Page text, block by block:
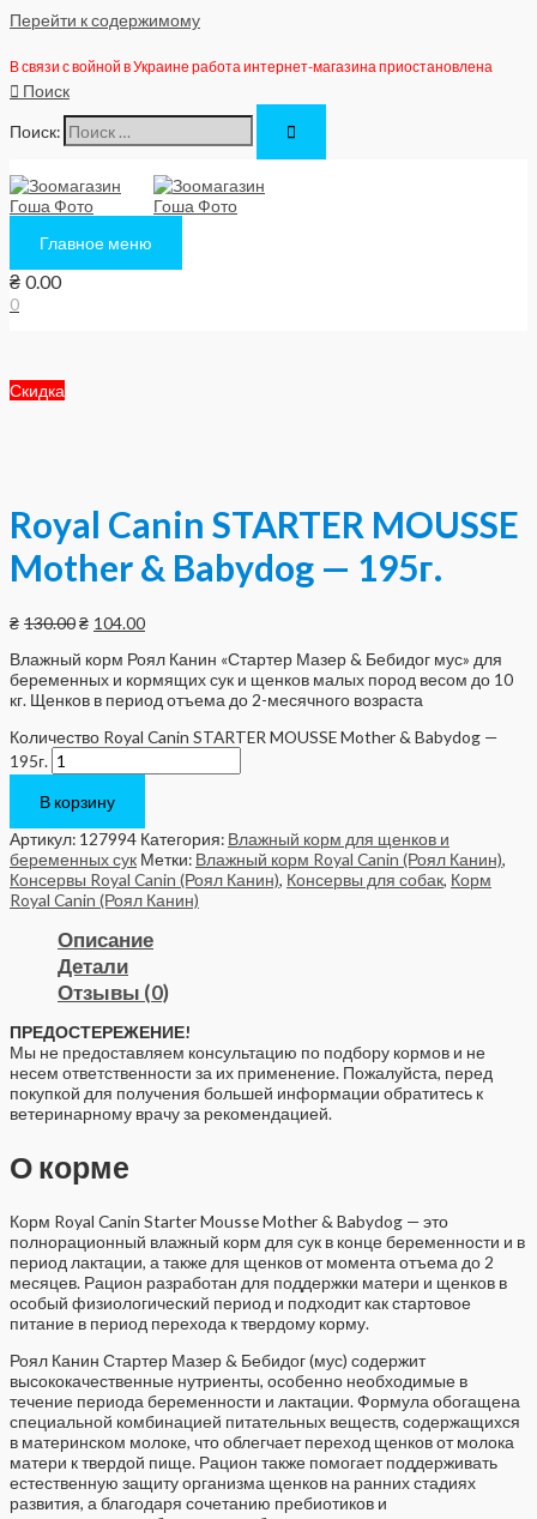
Перейти к содержимому
В связи с войной в Украине работа интернет-магазина приостановлена
Поиск
Поиск:
Главное меню
₴ 0.00
0
Скидка
Royal Canin STARTER MOUSSE
Mother & Babydog — 195г.
₴ 130.00₴ 104.00
Влажный корм Роял Канин «Стартер Мазер & Бебидог мус» для
беременных и кормящих сук и щенков‎ малых пород весом до 10
кг. Щенков в период отъема до 2-месячного возраста
Количество Royal Canin STARTER MOUSSE Mother & Babydog —
195г.
В корзину
Артикул: 127994 Категория: Влажный корм для щенков и
беременных сук Метки: Влажный корм Royal Canin (Роял Канин),
Консервы Royal Canin (Роял Канин), Консервы для собак, Корм
Royal Canin (Роял Канин)
Описание
Детали
Отзывы (0)
ПРЕДОСТЕРЕЖЕНИЕ!
Мы не предоставляем консультацию по подбору кормов и не
несем ответственности за их применение. Пожалуйста, перед
покупкой для получения большей информации обратитесь к
ветеринарному врачу за рекомендацией.
О корме
Корм Royal Canin Starter Mousse Mother & Babydog — это
полнорационный влажный корм для сук в конце беременности и в
период лактации, а также для щенков от момента отъема до 2
месяцев. Рацион разработан для поддержки матери и щенков в
особый физиологический период и подходит как стартовое
питание в период перехода к твердому корму.
Роял Канин Стартер Мазер & Бебидог (мус) содержит
высококачественные нутриенты, особенно необходимые в
течение периода беременности и лактации. Формула обогащена
специальной комбинацией питательных веществ, содержащихся
в материнском молоке, что облегчает переход щенков от молока
матери к твердой пище. Рацион также помогает поддерживать
естественную защиту организма щенков на ранних стадиях
развития, а благодаря сочетанию пребиотиков и